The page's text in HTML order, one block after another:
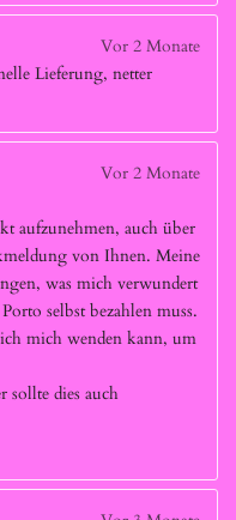
Vor 2 Monate
Lieferung, netter
Vor 2 Monate
aufzunehmen, auch über
von Ihnen. Meine
was mich verwundert
selbst bezahlen muss.
mich wenden kann, um
sollte dies auch